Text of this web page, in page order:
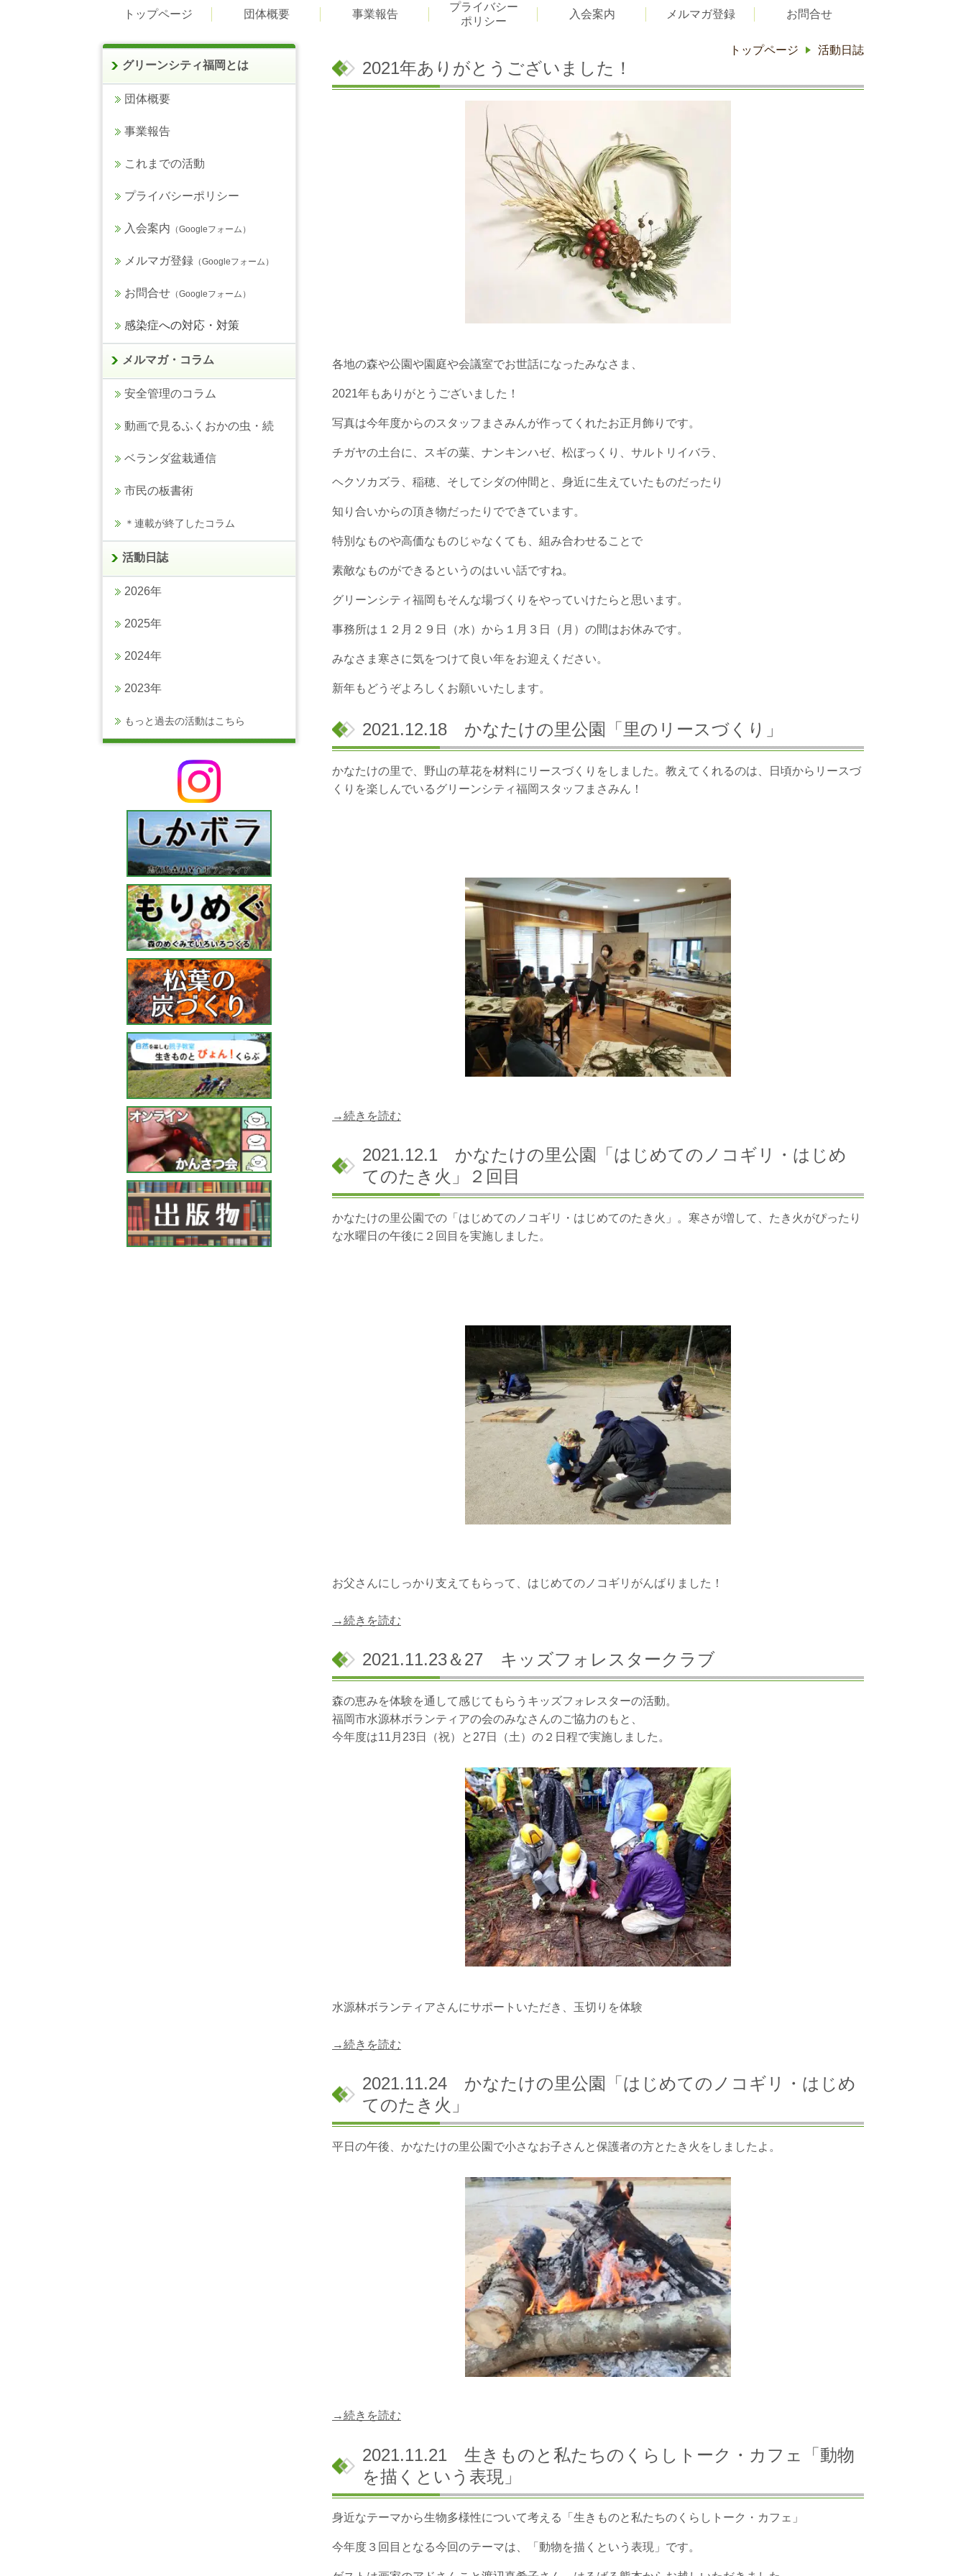
トップページ 団体概要 事業報告
プライバシー
ポリシー
入会案内 メルマガ登録 お問合せ
トップページ 活動日誌
2021年ありがとうございました！
各地の森や公園や園庭や会議室でお世話になったみなさま、
2021年もありがとうございました！
写真は今年度からのスタッフまさみんが作ってくれたお正月飾りです。
チガヤの土台に、スギの葉、ナンキンハゼ、松ぼっくり、サルトリイバラ、
ヘクソカズラ、稲穂、 そしてシダの仲間と、身近に生えていたものだったり
知り合いからの頂き物だったりでできています。
特別なものや高価なものじゃなくても、組み合わせることで
素敵なものができる というのはいい話ですね。
グリーンシティ福岡もそんな場づくりをやっていけたらと思います。
事務所は１２月２９日（水）から １月３日（月）の間はお休みです。
みなさま寒さに気をつけて良い年をお迎えください。
新年もどうぞよろしくお願いいたします。
2021.12.18 かなたけの里公園「里のリースづくり」
かなたけの里で、野山の草花を材料にリースづくりをしました。教えてくれるのは、日頃からリースづ
くりを楽しんでいるグリーンシティ福岡スタッフまさみん！
→続きを読む
2021.12.1 かなたけの里公園「はじめてのノコギリ・はじめ
てのたき火」２回目
かなたけの里公園での「はじめてのノコギリ・はじめてのたき火」。寒さが増して、たき火がぴったり
な水曜日の午後に２回目を実施しました。
お父さんにしっかり支えてもらって、はじめてのノコギリがんばりました！
→続きを読む
2021.11.23＆27 キッズフォレスタークラブ
森の恵みを体験を通して感じてもらうキッズフォレスターの活動。
福岡市水源林ボランティアの会のみなさんのご協力のもと、
今年度は11月23日（祝）と 27日（土）の２日程で実施しました。
水源林ボランティアさんにサポートいただき、玉切りを体験
→続きを読む
2021.11.24 かなたけの里公園「はじめてのノコギリ・はじめ
てのたき火」
平日の午後、かなたけの里公園で小さなお子さんと保護者の方とたき火をしましたよ。
→続きを読む
2021.11.21 生きものと私たちのくらしトーク・カフェ「動物
を描くという表現」
身近なテーマから生物多様性について考える「生きものと私たちのくらしトーク・カフェ」
今年度３回目となる今回のテーマは、「動物を描くという表現」です。
グリーンシティ福岡とは
団体概要
事業報告
これまでの活動
プライバシーポリシー
入会案内 （Googleフォーム）
メルマガ登録 （Googleフォーム）
お問合せ （Googleフォーム）
感染症への対応・対策
メルマガ・コラム
安全管理のコラム
動画で見るふくおかの虫・続
ベランダ盆栽通信
市民の板書術
＊連載が終了したコラム
活動日誌
2026年
2025年
2024年
2023年
もっと過去の活動はこちら